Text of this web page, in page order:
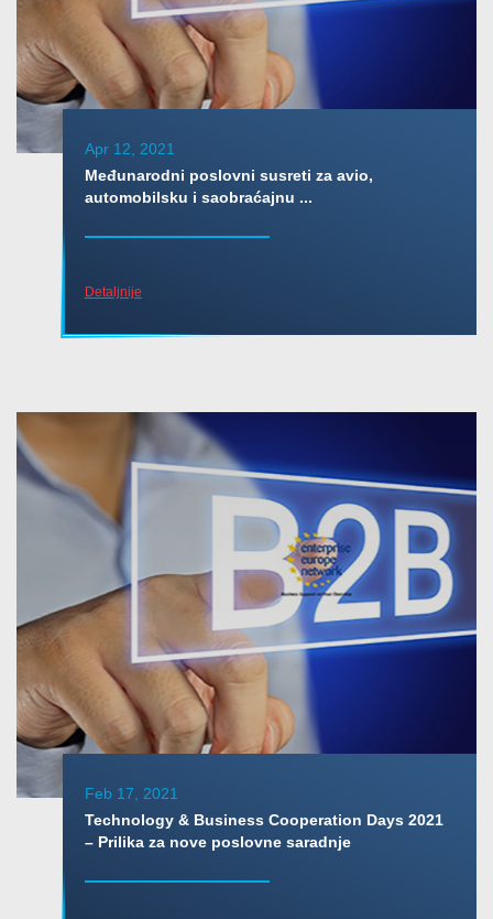
Apr 12, 2021
Međunarodni poslovni susreti za avio,
automobilsku i saobraćajnu ...
Detaljnije
Feb 17, 2021
Technology & Business Cooperation Days 2021
– Prilika za nove poslovne saradnje